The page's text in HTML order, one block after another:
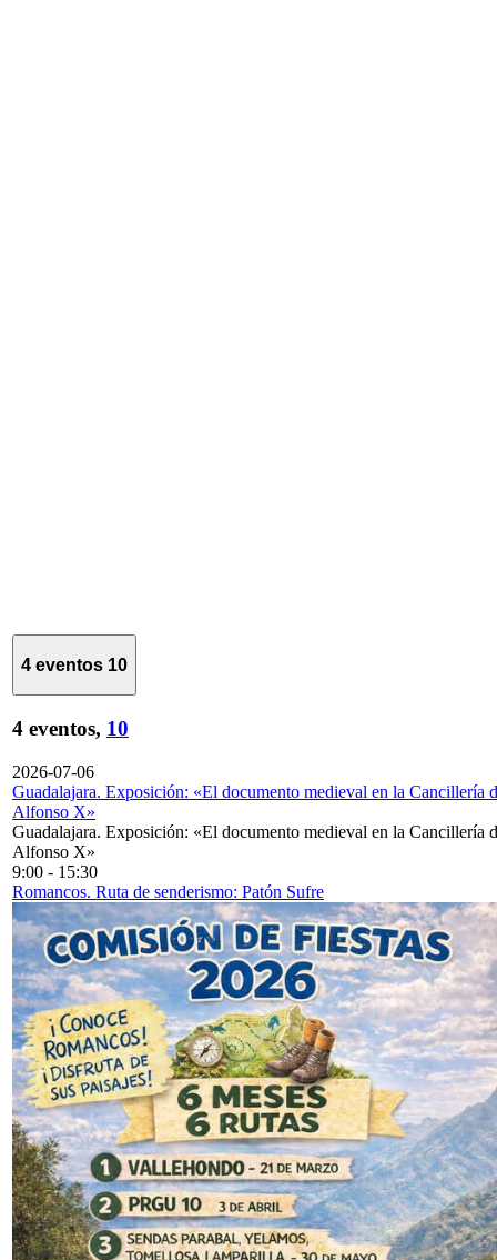
4 eventos 10
4 eventos, 10
2026-07-06
Guadalajara. Exposición: «El documento medieval en la Cancillería
Alfonso X»
Guadalajara. Exposición: «El documento medieval en la Cancillería
Alfonso X»
9:00 - 15:30
Romancos. Ruta de senderismo: Patón Sufre